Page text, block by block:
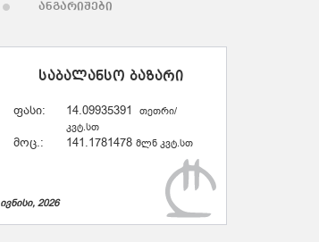
ანგარიშები
საბალანსო ბაზარი
ფასი: 14.09935391
თეთრი/
კვტ.სთ
მოც.: 141.1781478 მლნ კვტ.სთ
ივნისი, 2026